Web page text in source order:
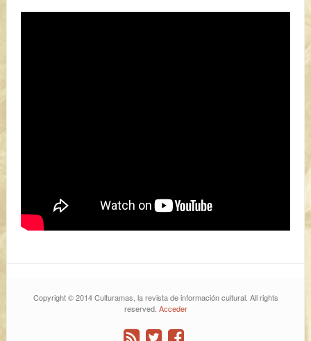
Copyright © 2014 Culturamas, la revista de información cultural. All rights
reserved. Acceder